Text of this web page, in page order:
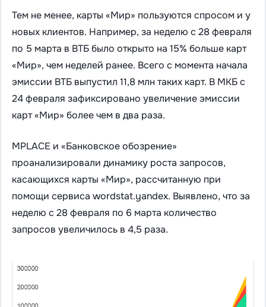
Тем не менее, карты «Мир» пользуются спросом и у
новых клиентов. Например, за неделю с 28 февраля
по 5 марта в ВТБ было открыто на 15% больше карт
«Мир», чем неделей ранее. Всего с момента начала
эмиссии ВТБ выпустил 11,8 млн таких карт. В МКБ с
24 февраля зафиксировано увеличение эмиссии
карт «Мир» более чем в два раза.
MPLACE и «Банковское обозрение»
проанализировали динамику роста запросов,
касающихся карты «Мир», рассчитанную при
помощи сервиса wordstat.yandex. Выявлено, что за
неделю с 28 февраля по 6 марта количество
запросов увеличилось в 4,5 раза.